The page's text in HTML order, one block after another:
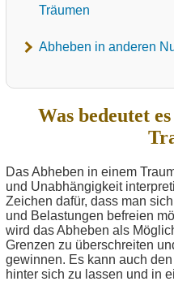
Träumen
Abheben in anderen
Was bedeutet
Das Abheben in einem
und Unabhängigkeit
Zeichen dafür, dass man
und Belastungen befreien
wird das Abheben als
Grenzen zu überschreiten
gewinnen. Es kann auch
hinter sich zu lassen und in